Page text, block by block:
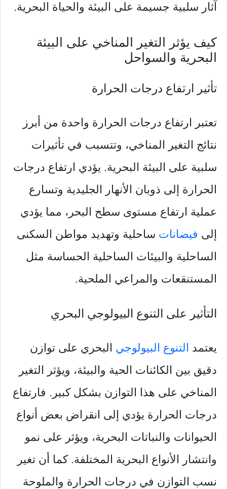
آثار سلبية جسيمة على البيئة والحياة البحرية.
كيف يؤثر التغير المناخي على البيئة
البحرية والسواحل
تأثير ارتفاع درجات الحرارة
تعتبر ارتفاع درجات الحرارة واحدة من أبرز
نتائج التغير المناخي، وتتسبب في تأثيرات
سلبية على البيئة البحرية. يؤدي ارتفاع درجات
الحرارة إلى ذوبان الأنهار الجليدية وتسارع
عملية ارتفاع مستوى سطح البحر، مما يؤدي
إلى فيضانات ساحلية وتهديد مواطن السكنى
الساحلية والبيئات الساحلية الحساسة مثل
المستنقعات والمراعي الملحية.
التأثير على التنوع البيولوجي البحري
يعتمد التنوع البيولوجي البحري على توازن
دقيق بين الكائنات الحية والبيئة، ويؤثر التغير
المناخي على هذا التوازن بشكل كبير. فارتفاع
درجات الحرارة يؤدي إلى انقراض بعض أنواع
الحيوانات والنباتات البحرية، ويؤثر على نمو
وانتشار الأنواع البحرية المختلفة. كما أن تغير
نسب التوازن في درجات الحرارة والملوحة